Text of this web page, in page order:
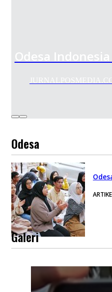
Odesa
Odesa
Galeri